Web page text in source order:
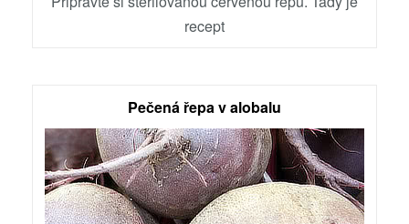
recept
Pečená řepa v alobalu